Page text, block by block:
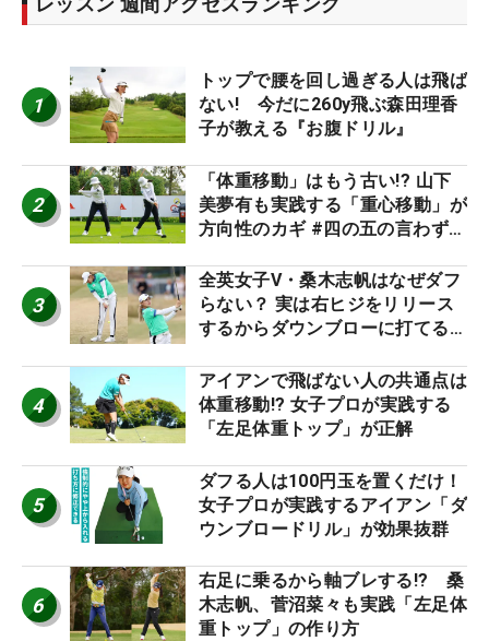
1
トップで腰を回し過ぎる人は飛ば
ない! 今だに260y飛ぶ森田理香
子が教える『お腹ドリル』
2
「体重移動」はもう古い!? 山下
美夢有も実践する「重心移動」が
方向性のカギ #四の五の言わず振
3
全英女子V・桑木志帆はなぜダフ
らない？ 実は右ヒジをリリース
するからダウンブローに打てる #
4
アイアンで飛ばない人の共通点は
体重移動!? 女子プロが実践する
「左足体重トップ」が正解
5
ダフる人は100円玉を置くだけ！
女子プロが実践するアイアン「ダ
ウンブロードリル」が効果抜群
6
右足に乗るから軸ブレする!? 桑
木志帆、菅沼菜々も実践「左足体
重トップ」の作り方